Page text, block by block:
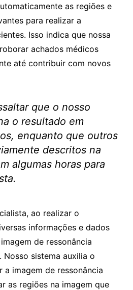
as regiões e
para realizar a
Isso indica que nossa
achados médicos
até contribuir com novos
que o nosso
o resultado em
enquanto que outros
descritos na
algumas horas para
ao realizar o
informações e dados
de ressonância
Nosso sistema auxilia o
a imagem de ressonância
as regiões na imagem que